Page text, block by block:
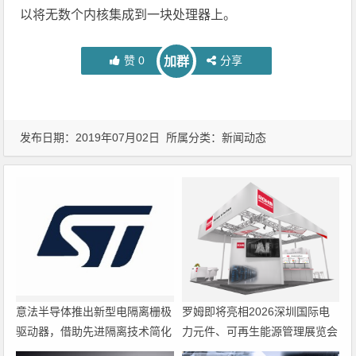
以将无数个内核集成到一块处理器上。
赞 0 加群 分享
发布日期：2019年07月02日 所属分类：新闻动态
意法半导体推出新型电隔离栅极
驱动器，借助先进隔离技术简化
电源设计
罗姆即将亮相2026深圳国际电
力元件、可再生能源管理展览会
暨研讨会